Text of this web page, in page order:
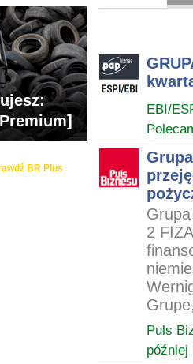
EBI/
2
Puls
później
BR Plus